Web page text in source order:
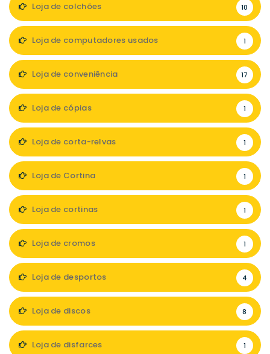
Loja de colchões 10
Loja de computadores usados 1
Loja de conveniência 17
Loja de cópias 1
Loja de corta-relvas 1
Loja de Cortina 1
Loja de cortinas 1
Loja de cromos 1
Loja de desportos 4
Loja de discos 8
Loja de disfarces 1